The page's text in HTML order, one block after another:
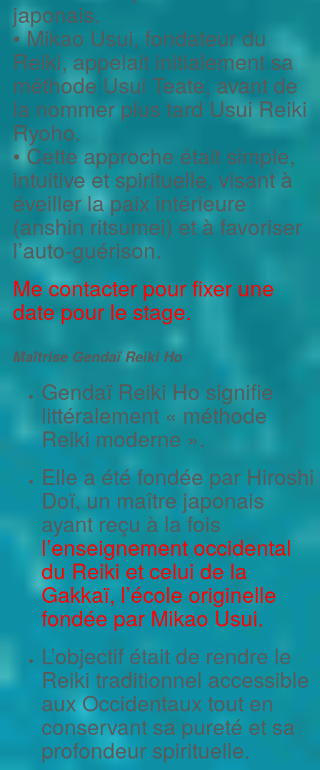
japonais.
• Mikao Usui, fondateur du
Reiki, appelait initialement sa
méthode Usui Teate, avant de
la nommer plus tard Usui Reiki
Ryoho.
• Cette approche était simple,
intuitive et spirituelle, visant à
éveiller la paix intérieure
(anshin ritsumei) et à favoriser
l’auto-guérison.
Me contacter pour fixer une
date pour le stage.
Maîtrise Gendaï Reiki Ho
Gendaï Reiki Ho signifie
littéralement « méthode
Reiki moderne ».
Elle a été fondée par Hiroshi
Doï, un maître japonais
ayant reçu à la fois
l’enseignement occidental
du Reiki et celui de la
Gakkaï, l’école originelle
fondée par Mikao Usui.
L’objectif était de rendre le
Reiki traditionnel accessible
aux Occidentaux tout en
conservant sa pureté et sa
profondeur spirituelle.